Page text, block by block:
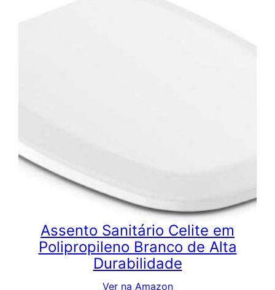
R$ 56,79.
Assento Sanitário Celite em
Polipropileno Branco de Alta
Durabilidade
Ver na Amazon